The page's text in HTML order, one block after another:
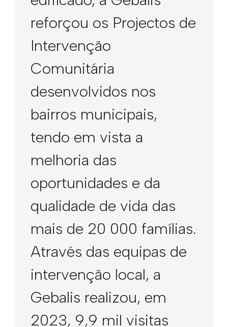
reforçou os Projectos de
Intervenção
Comunitária
desenvolvidos nos
bairros municipais,
tendo em vista a
melhoria das
oportunidades e da
qualidade de vida das
mais de 20 000 famílias.
Através das equipas de
intervenção local, a
Gebalis realizou, em
2023, 9,9 mil visitas